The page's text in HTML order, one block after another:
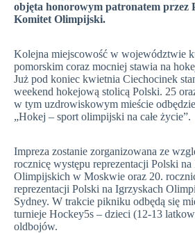
objęta honorowym patronatem przez
Komitet Olimpijski.
Kolejna miejscowość w województwie
pomorskim coraz mocniej stawia na
Już pod koniec kwietnia Ciechocinek
weekend hokejową stolicą Polski. 25
w tym uzdrowiskowym mieście
„Hokej – sport olimpijski na całe życie”.
Impreza zostanie zorganizowana ze
rocznicę występu reprezentacji Polski na
Olimpijskich w Moskwie oraz 20.
reprezentacji Polski na Igrzyskach
Sydney. W trakcie pikniku odbędą się
turnieje Hockey5s – dzieci (12-13
oldbojów.